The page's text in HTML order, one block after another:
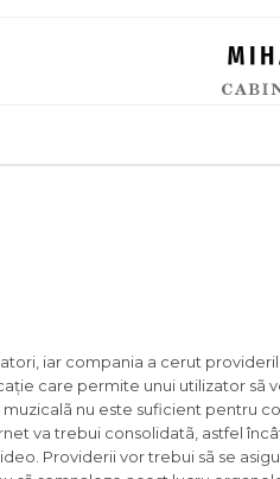
iar compania a cerut
care permite unui utilizator sã
nu este suficient pentru
va trebui consolidatã, astfel
Providerii vor trebui sã se